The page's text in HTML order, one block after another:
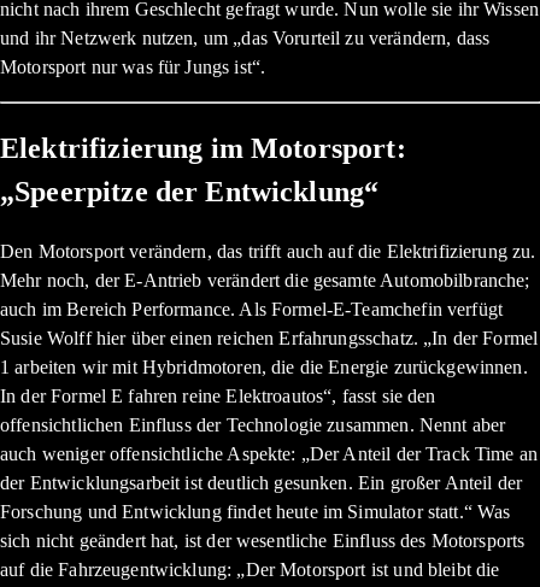
nicht nach ihrem Geschlecht gefragt wurde. Nun wolle sie ihr Wissen
und ihr Netzwerk nutzen, um „das Vorurteil zu verändern, dass
Motorsport nur was für Jungs ist“.
Elektrifizierung im Motorsport:
„Speerpitze der Entwicklung“
Den Motorsport verändern, das trifft auch auf die Elektrifizierung zu.
Mehr noch, der E-Antrieb verändert die gesamte Automobilbranche;
auch im Bereich Performance. Als Formel-E-Teamchefin verfügt
Susie Wolff hier über einen reichen Erfahrungsschatz. „In der Formel
1 arbeiten wir mit Hybridmotoren, die die Energie zurückgewinnen.
In der Formel E fahren reine Elektroautos“, fasst sie den
offensichtlichen Einfluss der Technologie zusammen. Nennt aber
auch weniger offensichtliche Aspekte: „Der Anteil der Track Time an
der Entwicklungsarbeit ist deutlich gesunken. Ein großer Anteil der
Forschung und Entwicklung findet heute im Simulator statt.“ Was
sich nicht geändert hat, ist der wesentliche Einfluss des Motorsports
auf die Fahrzeugentwicklung: „Der Motorsport ist und bleibt die